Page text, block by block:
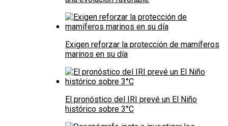
Exigen reforzar la protección de mamíferos
marinos en su día
El pronóstico del IRI prevé un El Niño
histórico sobre 3°C